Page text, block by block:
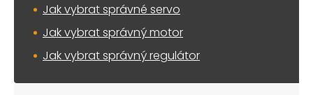
Jak vybrat správné servo
Jak vybrat správný motor
Jak vybrat správný regulátor